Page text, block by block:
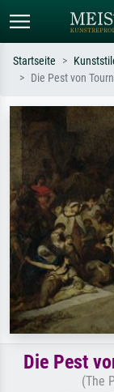
Suchen Sie nach
oder Stilen –
Sternennacht,
Startseite
Die Pest von
Die Pest
(The